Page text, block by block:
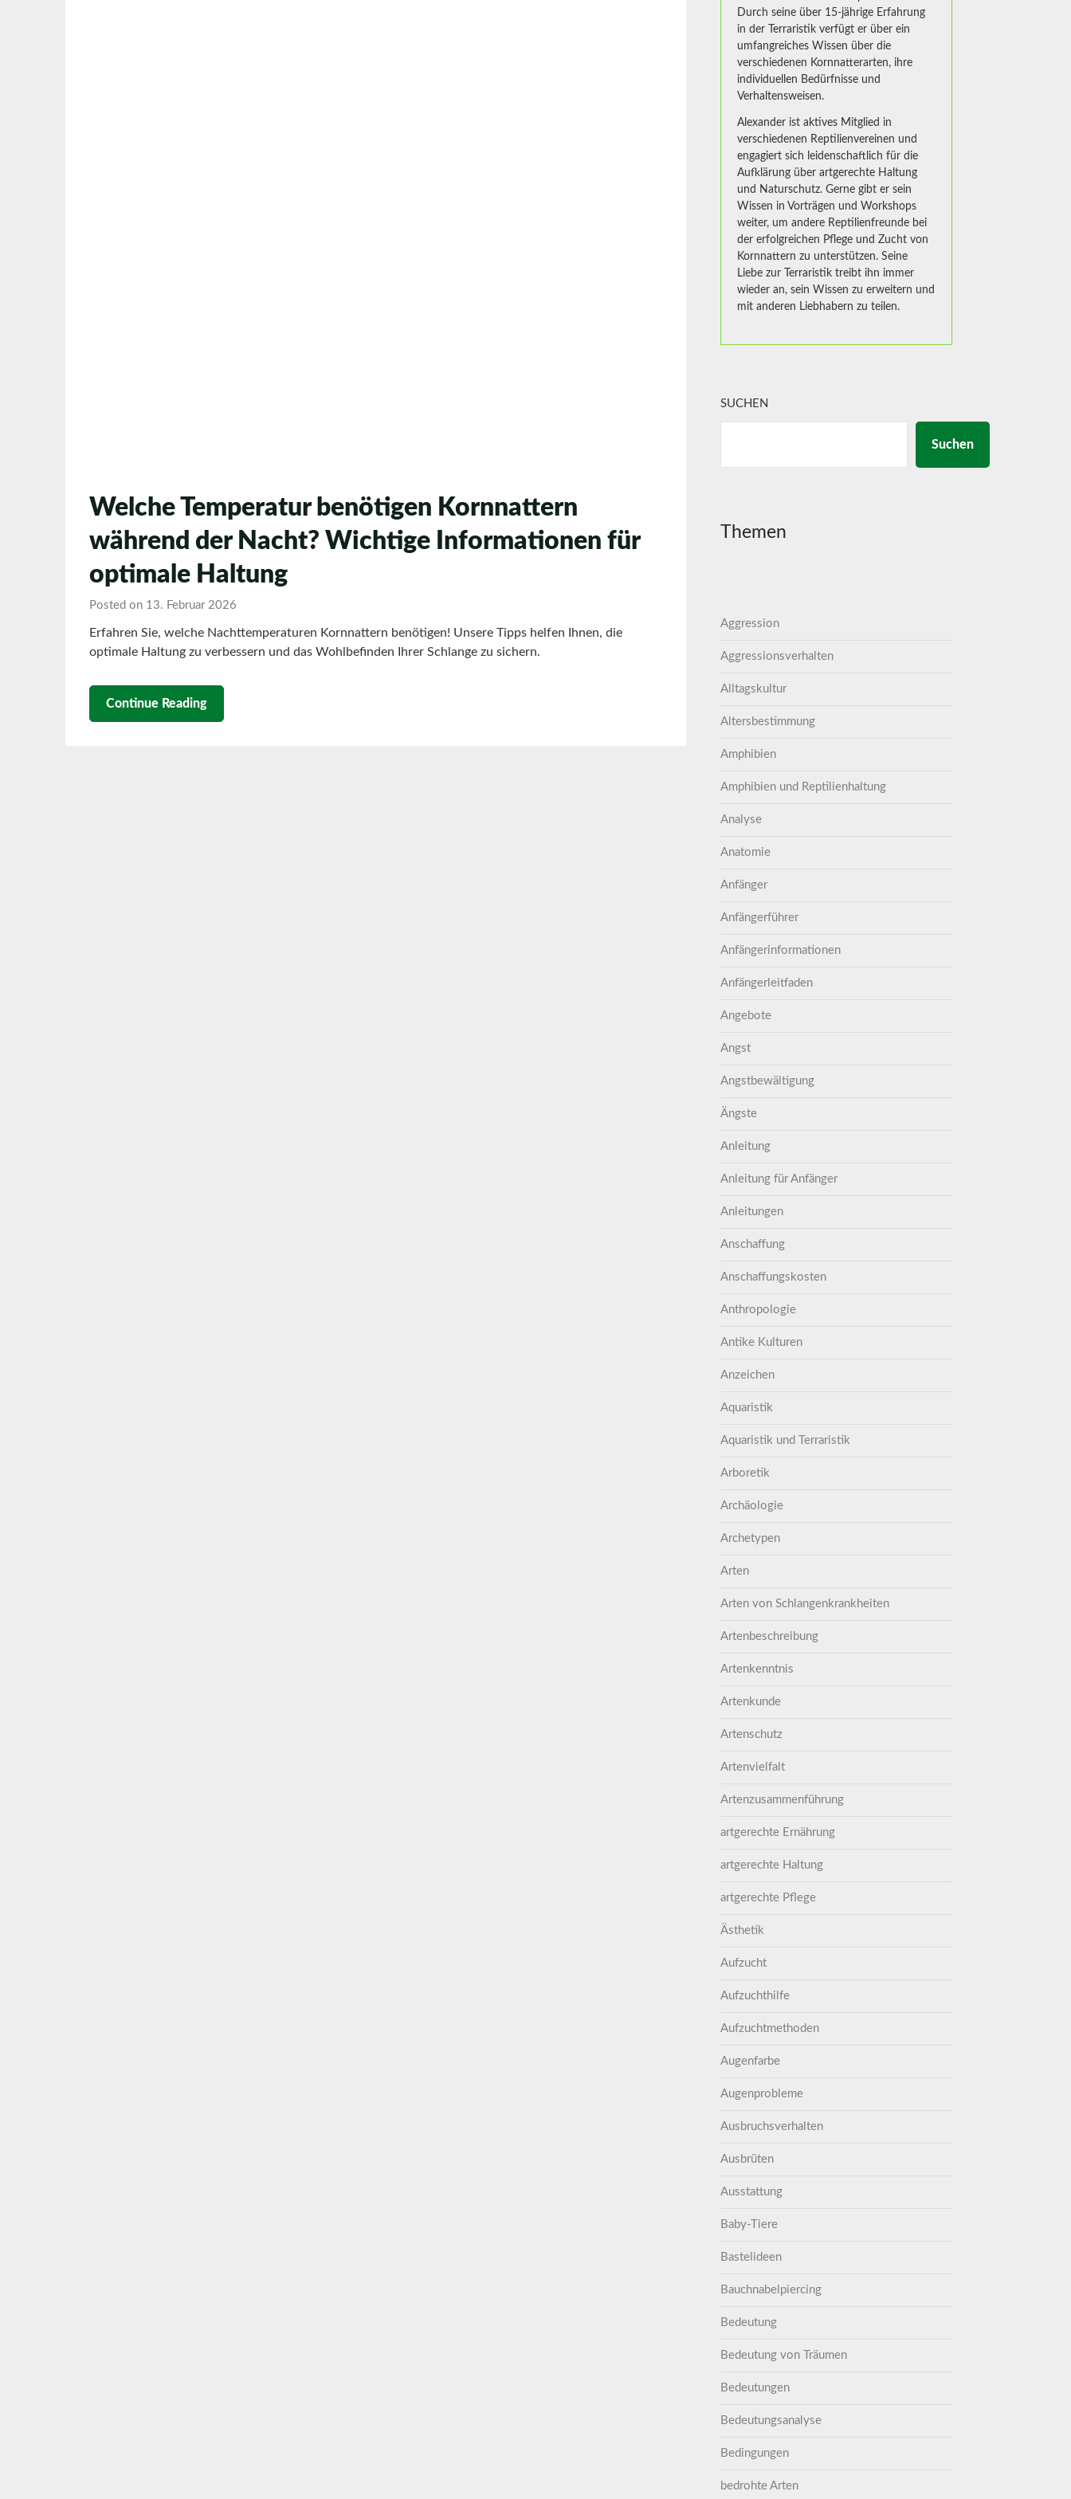
Welche Temperatur benötigen Kornnattern
während der Nacht? Wichtige Informationen für
optimale Haltung
Posted on 13. Februar 2026
Erfahren Sie, welche Nachttemperaturen Kornnattern benötigen! Unsere Tipps helfen Ihnen, die
optimale Haltung zu verbessern und das Wohlbefinden Ihrer Schlange zu sichern.
Continue Reading
Durch seine über 15-jährige Erfahrung
in der Terraristik verfügt er über ein
umfangreiches Wissen über die
verschiedenen Kornnatterarten, ihre
individuellen Bedürfnisse und
Verhaltensweisen.
Alexander ist aktives Mitglied in
verschiedenen Reptilienvereinen und
engagiert sich leidenschaftlich für die
Aufklärung über artgerechte Haltung
und Naturschutz. Gerne gibt er sein
Wissen in Vorträgen und Workshops
weiter, um andere Reptilienfreunde bei
der erfolgreichen Pflege und Zucht von
Kornnattern zu unterstützen. Seine
Liebe zur Terraristik treibt ihn immer
wieder an, sein Wissen zu erweitern und
mit anderen Liebhabern zu teilen.
SUCHEN
Suchen
Themen
Aggression
Aggressionsverhalten
Alltagskultur
Altersbestimmung
Amphibien
Amphibien und Reptilienhaltung
Analyse
Anatomie
Anfänger
Anfängerführer
Anfängerinformationen
Anfängerleitfaden
Angebote
Angst
Angstbewältigung
Ängste
Anleitung
Anleitung für Anfänger
Anleitungen
Anschaffung
Anschaffungskosten
Anthropologie
Antike Kulturen
Anzeichen
Aquaristik
Aquaristik und Terraristik
Arboretik
Archäologie
Archetypen
Arten
Arten von Schlangenkrankheiten
Artenbeschreibung
Artenkenntnis
Artenkunde
Artenschutz
Artenvielfalt
Artenzusammenführung
artgerechte Ernährung
artgerechte Haltung
artgerechte Pflege
Ästhetik
Aufzucht
Aufzuchthilfe
Aufzuchtmethoden
Augenfarbe
Augenprobleme
Ausbruchsverhalten
Ausbrüten
Ausstattung
Baby-Tiere
Bastelideen
Bauchnabelpiercing
Bedeutung
Bedeutung von Träumen
Bedeutungen
Bedeutungsanalyse
Bedingungen
bedrohte Arten